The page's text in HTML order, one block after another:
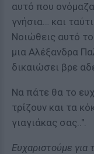
αυτό που
γνήσια… και
Νοιώθεις αυτό το
μια Αλέξανδρα
δικαιώσει βρε
Να πάτε θα το
τρίζουν και τα
γιαγιάκας σας..".
Ευχαριστούμε για